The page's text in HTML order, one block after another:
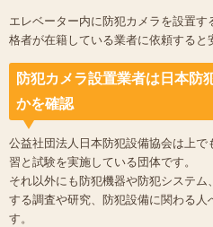
エレベーター内に防犯カメラを設置
格者が在籍している業者に依頼すると
防犯カメラ設置業者は日本防
かを確認
公益社団法人日本防犯設備協会は上
習と試験を実施している団体です。
それ以外にも防犯機器や防犯システ
する調査や研究、防犯設備に関わる人
す。